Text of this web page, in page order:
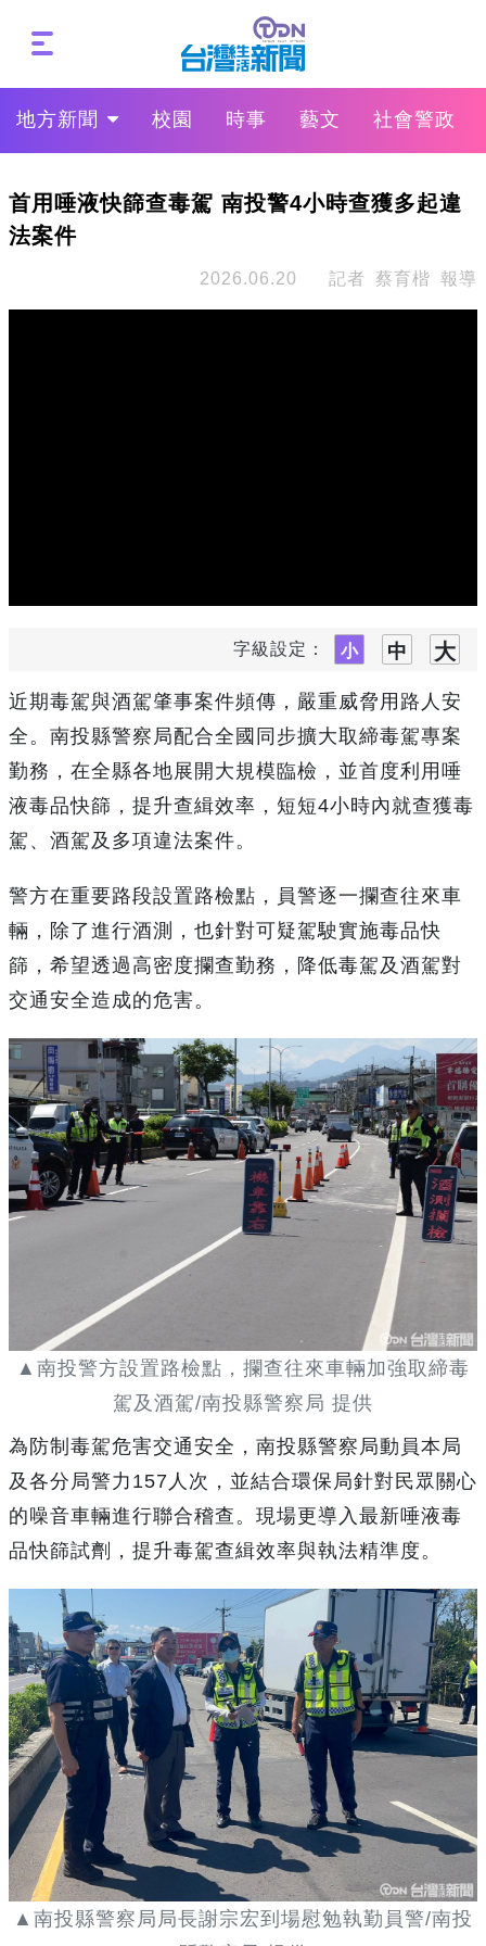
地方新聞 校園 時事 藝文 社會警政
首用唾液快篩查毒駕 南投警4小時查獲多起違
法案件
2026.06.20 記者 蔡育楷 報導
字級設定：
近期毒駕與酒駕肇事案件頻傳，嚴重威脅用路人安
全。南投縣警察局配合全國同步擴大取締毒駕專案
勤務，在全縣各地展開大規模臨檢，並首度利用唾
液毒品快篩，提升查緝效率，短短4小時內就查獲毒
駕、酒駕及多項違法案件。
警方在重要路段設置路檢點，員警逐一攔查往來車
輛，除了進行酒測，也針對可疑駕駛實施毒品快
篩，希望透過高密度攔查勤務，降低毒駕及酒駕對
交通安全造成的危害。
▲南投警方設置路檢點，攔查往來車輛加強取締毒
駕及酒駕/南投縣警察局 提供
為防制毒駕危害交通安全，南投縣警察局動員本局
及各分局警力157人次，並結合環保局針對民眾關心
的噪音車輛進行聯合稽查。現場更導入最新唾液毒
品快篩試劑，提升毒駕查緝效率與執法精準度。
▲南投縣警察局局長謝宗宏到場慰勉執勤員警/南投